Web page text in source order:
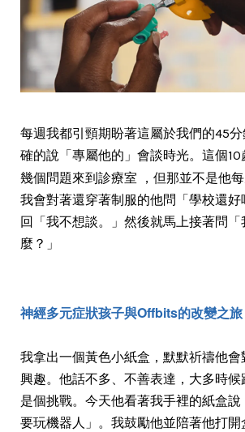
每週我都引頸期盼著這屬於我們的45
確的說「專屬他的」會談時光。這個
幾個問題來到 診療室 ，但那並不是他
我會對著還穿著制服的他問「學校還好
回「我不想談。」然後就馬上接著問
麼？」
神經多元症狀孩子與Offbits的改變之旅
我拿出一個黃色小紙盒，默默祈禱他
興趣。他話不多、不善表達，大多時
是個挑戰。今天他看著我手裡的紙盒
要玩機器人」。我鼓勵他並陪著他打